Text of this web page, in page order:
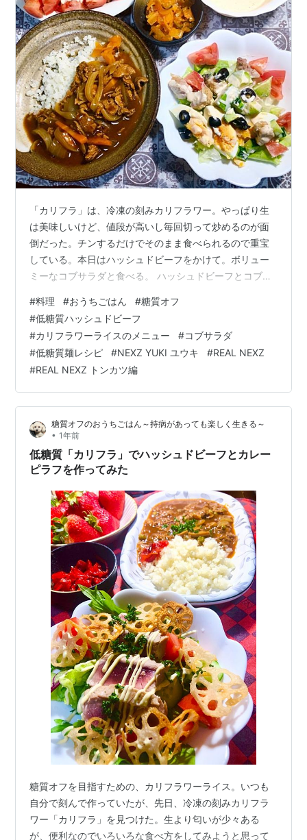
「カリフラ」は、冷凍の刻みカリフラワー。やっぱり生
は美味しいけど、値段が高いし毎回切って炒めるのが面
倒だった。チンするだけでそのまま食べられるので重宝
している。本日はハッシュドビーフをかけて。ボリュー
ミーなコブサラダと食べる。 ハッシュドビーフとコブサ
ブサラダ 昼食 低糖質ハッシュドビーフスパゲッティ ひ
とこと REAL NEXZ「Bring Me the Pork Cutlet」 夕食 カ
リフラのハッシュドビーフ 〇カリフラ（冷凍刻みカリフ
ラワー）・牛肉・玉ねぎ・ニンジン・塩・コショウ・デ
ミグラスソース・ケチャップ・カレールー カリフラ…
#料理 #おうちごはん #糖質オフ
#低糖質ハッシュドビーフ
#カリフラワーライスのメニュー #コブサラダ
#低糖質麺レシピ #NEXZ YUKI ユウキ #REAL NEXZ
#REAL NEXZ トンカツ編
糖質オフのおうちごはん～持病があっても楽しく生きる～
• 1年前
低糖質「カリフラ」でハッシュドビーフとカレー
ピラフを作ってみた
糖質オフを目指すための、カリフラワーライス。いつも
自分で刻んで作っていたが、先日、冷凍の刻みカリフラ
ワー「カリフラ」を見つけた。生より匂いが少々ある
が、便利なのでいろいろな食べ方をしてみようと思って